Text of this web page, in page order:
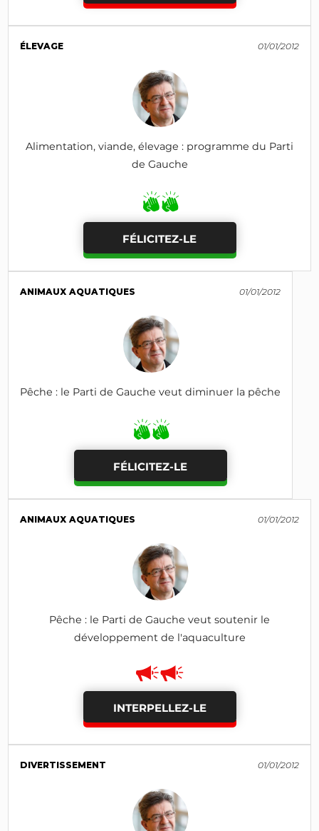
ÉLEVAGE 01/01/2012
Alimentation, viande, élevage : programme du Parti
de Gauche
FÉLICITEZ-LE
ANIMAUX AQUATIQUES 01/01/2012
Pêche : le Parti de Gauche veut diminuer la pêche
FÉLICITEZ-LE
ANIMAUX AQUATIQUES 01/01/2012
Pêche : le Parti de Gauche veut soutenir le
développement de l'aquaculture
INTERPELLEZ-LE
DIVERTISSEMENT 01/01/2012